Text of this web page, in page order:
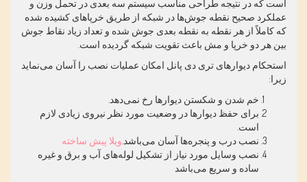
است که در نتیجه طراحی مناسب سیستم سه بعدی در تحمل وزن و
عملکرد صحیح نقطه جوش‌ها در شبکه از طریق خرپاهای کشیده شده
که کاملاً از هر نقطه به نقطه بعدی جوش شده و تعداد زیاد نقاط جوش
بین هر دو خرپا و مش باعث تقویت شبکه گردیده است
استحکام دیوارهای تری دی پانل امکان عملیات نصب را آسان می‌نماید
زیرا:
خم شدن و شکستن دیوارها رخ نمی‌دهد
برای حفظ دیوارها در وضعیت مورد نظر نیروی زیادی لازم
است
نصب درب و پنجره‌ها آسان می‌باشد ویلا پیش ساخته
نصب وسایل مورد نیاز از تشکیل لوله‌های آب و برق و غیره
ساده و سریع می‌باشد